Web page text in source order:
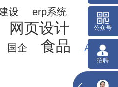
设
erp系统
网页设计
国企 食品
APP